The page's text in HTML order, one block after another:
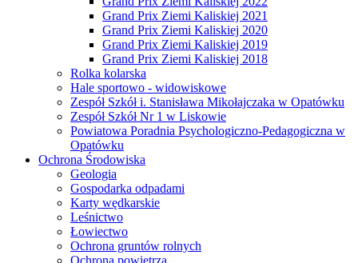
Grand Prix Ziemi Kaliskiej 2021
Grand Prix Ziemi Kaliskiej 2020
Grand Prix Ziemi Kaliskiej 2019
Grand Prix Ziemi Kaliskiej 2018
Rolka kolarska
Hale sportowo - widowiskowe
Zespół Szkół i. Stanisława Mikołajczaka w Opatówku
Zespół Szkół Nr 1 w Liskowie
Powiatowa Poradnia Psychologiczno-Pedagogiczna w
Opatówku
Ochrona Środowiska
Geologia
Gospodarka odpadami
Karty wędkarskie
Leśnictwo
Łowiectwo
Ochrona gruntów rolnych
Ochrona powietrza